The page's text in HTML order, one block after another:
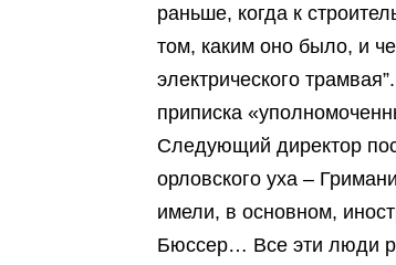
раньше, когда к
том, каким оно было, и
электрического
приписка
Следующий директор
орловского уха –
имели, в основном,
Бюссер… Все эти люди